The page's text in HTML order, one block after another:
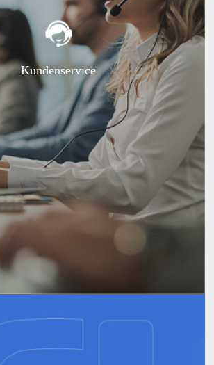
Kundenservice